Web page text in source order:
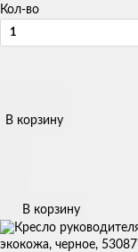
Кол-во
В корзину
В корзину